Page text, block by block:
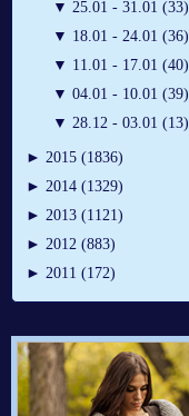
▼ 25.01 - 31.01 (33)
▼ 18.01 - 24.01 (36)
▼ 11.01 - 17.01 (40)
▼ 04.01 - 10.01 (39)
▼ 28.12 - 03.01 (13)
► 2015 (1836)
► 2014 (1329)
► 2013 (1121)
► 2012 (883)
► 2011 (172)